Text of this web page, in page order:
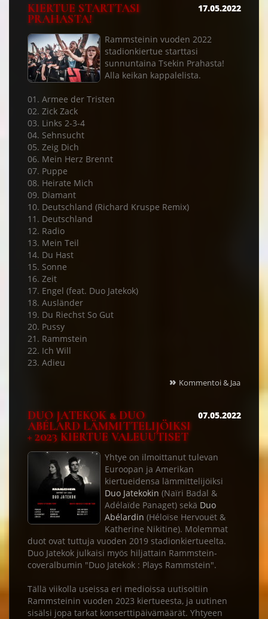
KIERTUE STARTTASI
PRAHASTA!
17.05.2022
Rammsteinin vuoden 2022
stadionkiertue starttasi
sunnuntaina Tsekin Prahasta!
Alla keikan kappalelista.
01. Armee der Tristen
02. Zick Zack
03. Links 2-3-4
04. Sehnsucht
05. Zeig Dich
06. Mein Herz Brennt
07. Puppe
08. Heirate Mich
09. Diamant
10. Deutschland (Richard Kruspe Remix)
11. Deutschland
12. Radio
13. Mein Teil
14. Du Hast
15. Sonne
16. Zeit
17. Engel (feat. Duo Jatekok)
18. Ausländer
19. Du Riechst So Gut
20. Pussy
21. Rammstein
22. Ich Will
23. Adieu
» Kommentoi & Jaa
DUO JATEKOK & DUO
ABÉLARD LÄMMITTELIJÖIKSI
+ 2023 KIERTUE VALEUUTISET
07.05.2022
Yhtye on ilmoittanut tulevan
Euroopan ja Amerikan
kiertueidensa lämmittelijöiksi
Duo Jatekokin (Naïri Badal &
Adélaïde Panaget) sekä Duo
Abélardin (Héloïse Hervouët &
Katherine Nikitine). Molemmat
duot ovat tuttuja vuoden 2019 stadionkiertueelta.
Duo Jatekok julkaisi myös hiljattain Rammstein-
coveralbumin "Duo Jatekok : Plays Rammstein".
Tällä viikolla useissa eri medioissa uutisoitiin
Rammsteinin vuoden 2023 kiertueesta, ja uutinen
sisälsi jopa tarkat konserttipäivämäärät. Yhtyeen